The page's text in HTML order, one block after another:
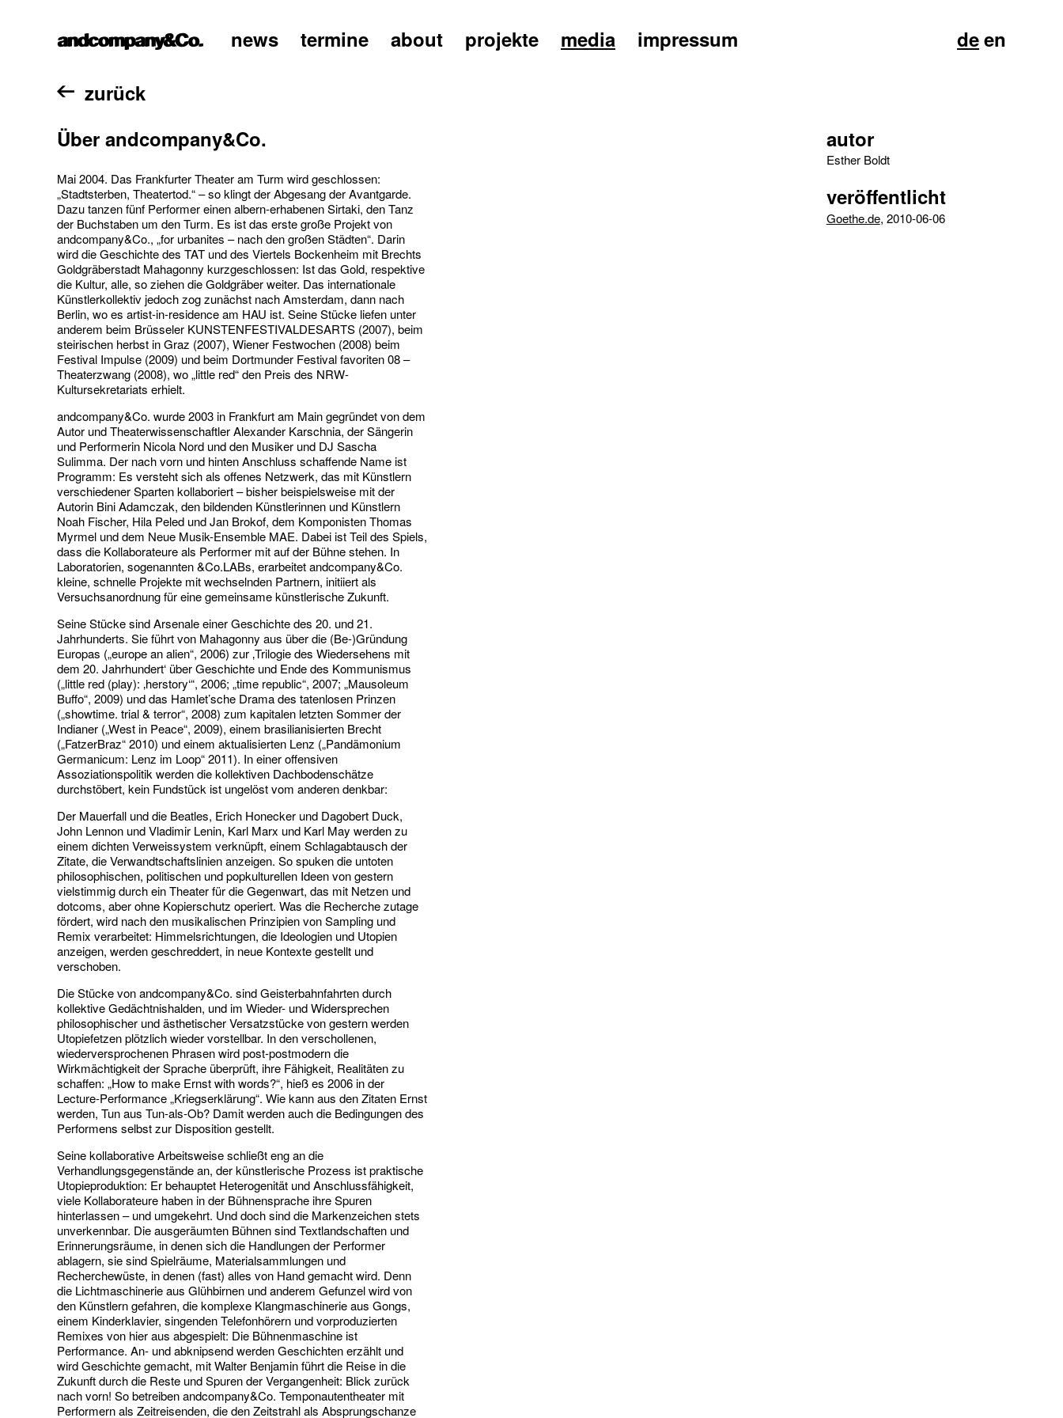
home news termine about projekte media impressum deen
zurück
Über andcompany&Co.
Mai 2004. Das Frankfurter Theater am Turm wird geschlossen:
„Stadtsterben, Theatertod.“ – so klingt der Abgesang der Avantgarde.
Dazu tanzen fünf Performer einen albern-erhabenen Sirtaki, den Tanz
der Buchstaben um den Turm. Es ist das erste große Projekt von
andcompany&Co., „for urbanites – nach den großen Städten“. Darin
wird die Geschichte des TAT und des Viertels Bockenheim mit Brechts
Goldgräberstadt Mahagonny kurzgeschlossen: Ist das Gold, respektive
die Kultur, alle, so ziehen die Goldgräber weiter. Das internationale
Künstlerkollektiv jedoch zog zunächst nach Amsterdam, dann nach
Berlin, wo es artist-in-residence am HAU ist. Seine Stücke liefen unter
anderem beim Brüsseler KUNSTENFESTIVALDESARTS (2007), beim
steirischen herbst in Graz (2007), Wiener Festwochen (2008) beim
Festival Impulse (2009) und beim Dortmunder Festival favoriten 08 –
Theaterzwang (2008), wo „little red“ den Preis des NRW-
Kultursekretariats erhielt.
andcompany&Co. wurde 2003 in Frankfurt am Main gegründet von dem
Autor und Theaterwissenschaftler Alexander Karschnia, der Sängerin
und Performerin Nicola Nord und den Musiker und DJ Sascha
Sulimma. Der nach vorn und hinten Anschluss schaffende Name ist
Programm: Es versteht sich als offenes Netzwerk, das mit Künstlern
verschiedener Sparten kollaboriert – bisher beispielsweise mit der
Autorin Bini Adamczak, den bildenden Künstlerinnen und Künstlern
Noah Fischer, Hila Peled und Jan Brokof, dem Komponisten Thomas
Myrmel und dem Neue Musik-Ensemble MAE. Dabei ist Teil des Spiels,
dass die Kollaborateure als Performer mit auf der Bühne stehen. In
Laboratorien, sogenannten &Co.LABs, erarbeitet andcompany&Co.
kleine, schnelle Projekte mit wechselnden Partnern, initiiert als
Versuchsanordnung für eine gemeinsame künstlerische Zukunft.
Seine Stücke sind Arsenale einer Geschichte des 20. und 21.
Jahrhunderts. Sie führt von Mahagonny aus über die (Be-)Gründung
Europas („europe an alien“, 2006) zur ‚Trilogie des Wiedersehens mit
dem 20. Jahrhundert‘ über Geschichte und Ende des Kommunismus
(„little red (play): ‚herstory‘“, 2006; „time republic“, 2007; „Mausoleum
Buffo“, 2009) und das Hamlet’sche Drama des tatenlosen Prinzen
(„showtime. trial & terror“, 2008) zum kapitalen letzten Sommer der
Indianer („West in Peace“, 2009), einem brasilianisierten Brecht
(„FatzerBraz“ 2010) und einem aktualisierten Lenz („Pandämonium
Germanicum: Lenz im Loop“ 2011). In einer offensiven
Assoziationspolitik werden die kollektiven Dachbodenschätze
durchstöbert, kein Fundstück ist ungelöst vom anderen denkbar:
Der Mauerfall und die Beatles, Erich Honecker und Dagobert Duck,
John Lennon und Vladimir Lenin, Karl Marx und Karl May werden zu
einem dichten Verweissystem verknüpft, einem Schlagabtausch der
Zitate, die Verwandtschaftslinien anzeigen. So spuken die untoten
philosophischen, politischen und popkulturellen Ideen von gestern
vielstimmig durch ein Theater für die Gegenwart, das mit Netzen und
dotcoms, aber ohne Kopierschutz operiert. Was die Recherche zutage
fördert, wird nach den musikalischen Prinzipien von Sampling und
Remix verarbeitet: Himmelsrichtungen, die Ideologien und Utopien
anzeigen, werden geschreddert, in neue Kontexte gestellt und
verschoben.
Die Stücke von andcompany&Co. sind Geisterbahnfahrten durch
kollektive Gedächtnishalden, und im Wieder- und Widersprechen
philosophischer und ästhetischer Versatzstücke von gestern werden
Utopiefetzen plötzlich wieder vorstellbar. In den verschollenen,
wiederversprochenen Phrasen wird post-postmodern die
Wirkmächtigkeit der Sprache überprüft, ihre Fähigkeit, Realitäten zu
schaffen: „How to make Ernst with words?“, hieß es 2006 in der
Lecture-Performance „Kriegserklärung“. Wie kann aus den Zitaten Ernst
werden, Tun aus Tun-als-Ob? Damit werden auch die Bedingungen des
Performens selbst zur Disposition gestellt.
Seine kollaborative Arbeitsweise schließt eng an die
Verhandlungsgegenstände an, der künstlerische Prozess ist praktische
Utopieproduktion: Er behauptet Heterogenität und Anschlussfähigkeit,
viele Kollaborateure haben in der Bühnensprache ihre Spuren
hinterlassen – und umgekehrt. Und doch sind die Markenzeichen stets
unverkennbar. Die ausgeräumten Bühnen sind Textlandschaften und
Erinnerungsräume, in denen sich die Handlungen der Performer
ablagern, sie sind Spielräume, Materialsammlungen und
Recherchewüste, in denen (fast) alles von Hand gemacht wird. Denn
die Lichtmaschinerie aus Glühbirnen und anderem Gefunzel wird von
den Künstlern gefahren, die komplexe Klangmaschinerie aus Gongs,
einem Kinderklavier, singenden Telefonhörern und vorproduzierten
Remixes von hier aus abgespielt: Die Bühnenmaschine ist
Performance. An- und abknipsend werden Geschichten erzählt und
wird Geschichte gemacht, mit Walter Benjamin führt die Reise in die
Zukunft durch die Reste und Spuren der Vergangenheit: Blick zurück
nach vorn! So betreiben andcompany&Co. Temponautentheater mit
Performern als Zeitreisenden, die den Zeitstrahl als Absprungschanze
autor
Esther Boldt
veröffentlicht
Goethe.de, 2010-06-06